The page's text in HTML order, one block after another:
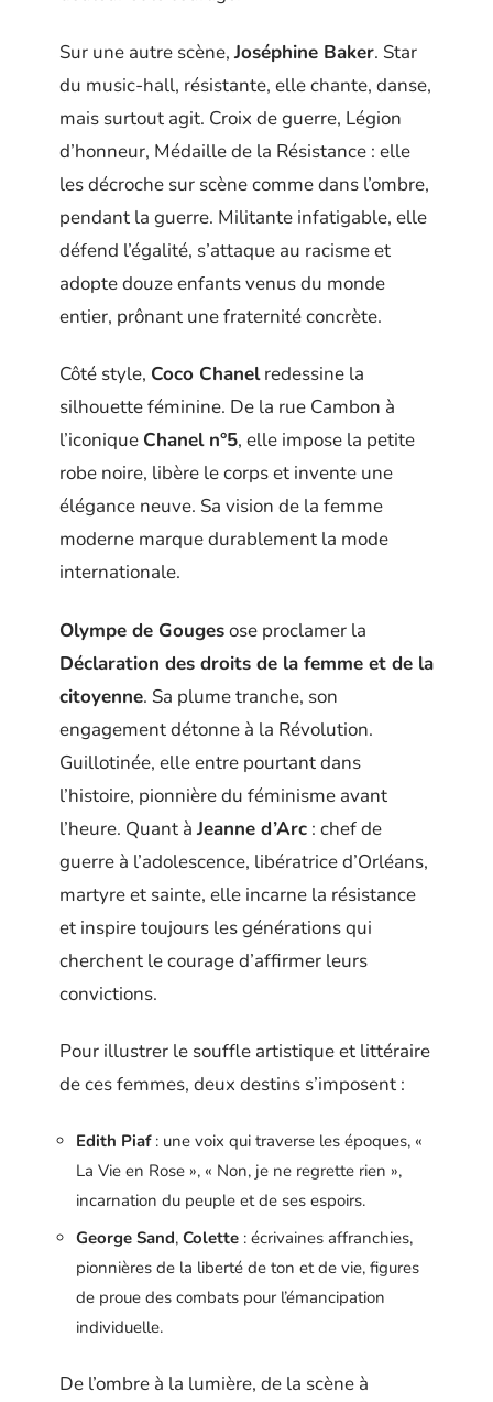
Sur une autre scène,Joséphine Baker. Star
du music-hall, résistante, elle chante, danse,
mais surtout agit. Croix de guerre, Légion
d’honneur, Médaille de la Résistance : elle
les décroche sur scène comme dans l’ombre,
pendant la guerre. Militante infatigable, elle
défend l’égalité, s’attaque au racisme et
adopte douze enfants venus du monde
entier, prônant une fraternité concrète.
Côté style, Coco Chanelredessine la
silhouette féminine. De la rue Cambon à
l’iconique Chanel n°5, elle impose la petite
robe noire, libère le corps et invente une
élégance neuve. Sa vision de la femme
moderne marque durablement la mode
internationale.
Olympe de Gougesose proclamer la
Déclaration des droits de la femme et de la
citoyenne. Sa plume tranche, son
engagement détonne à la Révolution.
Guillotinée, elle entre pourtant dans
l’histoire, pionnière du féminisme avant
l’heure. Quant àJeanne d’Arc : chef de
guerre à l’adolescence, libératrice d’Orléans,
martyre et sainte, elle incarne la résistance
et inspire toujours les générations qui
cherchent le courage d’affirmer leurs
convictions.
Pour illustrer le souffle artistique et littéraire
de ces femmes, deux destins s’imposent :
Edith Piaf: une voix qui traverse les époques, «
La Vie en Rose », « Non, je ne regrette rien »,
incarnation du peuple et de ses espoirs.
George Sand, Colette : écrivaines affranchies,
pionnières de la liberté de ton et de vie, figures
de proue des combats pour l’émancipation
individuelle.
De l’ombre à la lumière, de la scène à